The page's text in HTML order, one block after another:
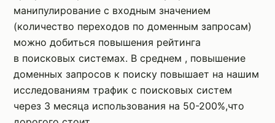
манипулирование с входным значением
(количество переходов по доменным запросам)
можно добиться повышения рейтинга
в поисковых системах. В среднем , повышение
доменных запросов к поиску повышает на нашим
исследованиям трафик с поисковых систем
через 3 месяца использования на 50-200%,что